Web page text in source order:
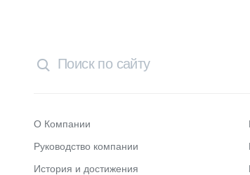
О Компании
Руководство компании
История и достижения